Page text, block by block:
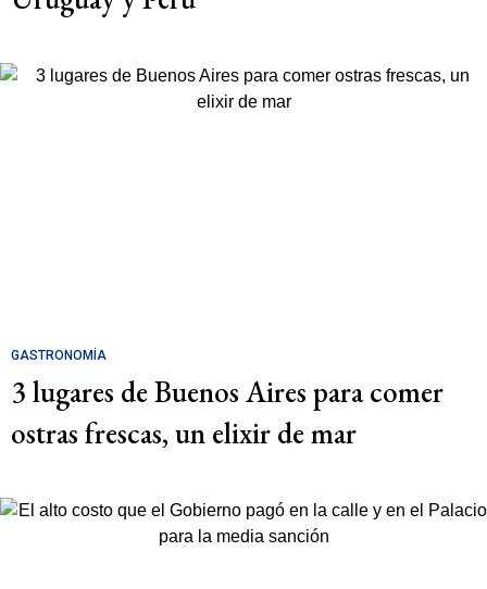
GASTRONOMÍA
3 lugares de Buenos Aires para comer
ostras frescas, un elixir de mar